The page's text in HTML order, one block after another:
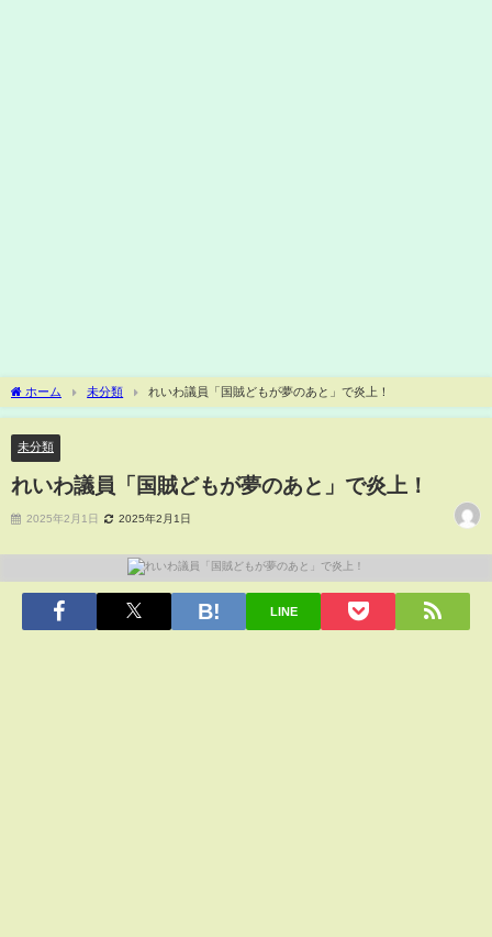
ホーム 未分類 れいわ議員「国賊どもが夢のあと」で炎上！
未分類
れいわ議員「国賊どもが夢のあと」で炎上！
2025年2月1日 2025年2月1日
LINE